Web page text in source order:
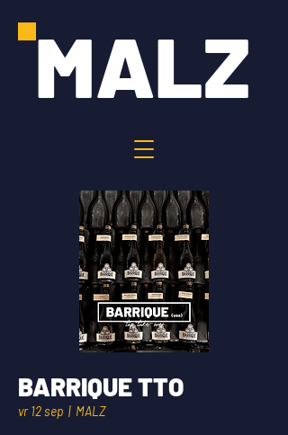
MALZ
BARRIQUE TTO
vr 12 sep
  |
MALZ